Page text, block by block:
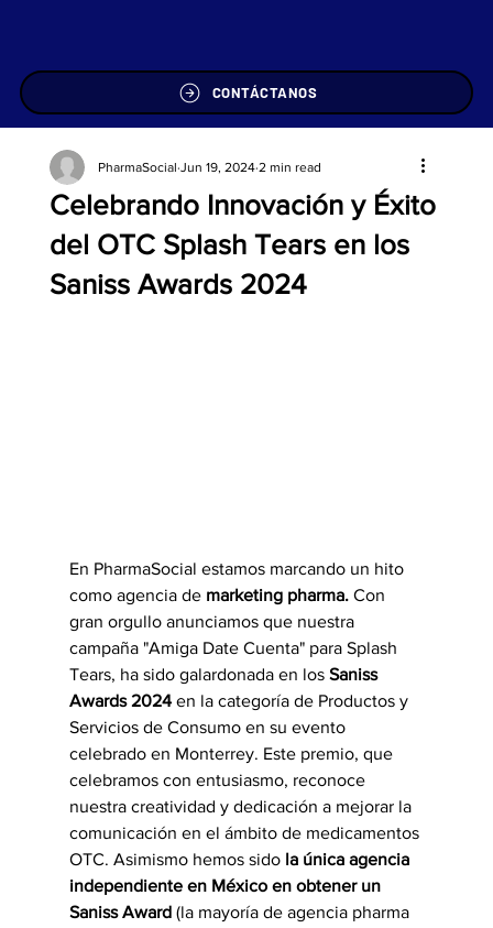
CONTÁCTANOS
Celebrando Innovación y Éxito
del OTC Splash Tears en los
Saniss Awards 2024
PharmaSocial Jun 19, 2024 2 min read
En PharmaSocial estamos marcando un hito
como agencia de marketing pharma. Con
gran orgullo anunciamos que nuestra
campaña "Amiga Date Cuenta" para Splash
Tears, ha sido galardonada en los Saniss
Awards 2024 en la categoría de Productos y
Servicios de Consumo en su evento
celebrado en Monterrey. Este premio, que
celebramos con entusiasmo, reconoce
nuestra creatividad y dedicación a mejorar la
comunicación en el ámbito de medicamentos
OTC. Asimismo hemos sido la única agencia
independiente en México en obtener un
Saniss Award (la mayoría de agencia pharma